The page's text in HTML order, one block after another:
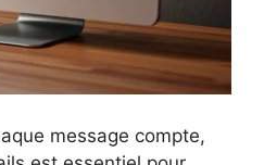
message compte,